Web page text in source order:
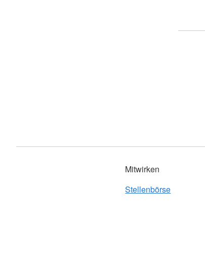
Mitwirken
Stellenbörse